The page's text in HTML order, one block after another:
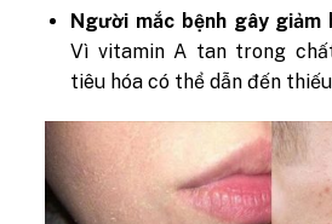
Người mắc bệnh gây
Vì vitamin A tan trong
tiêu hóa có thể dẫn đến